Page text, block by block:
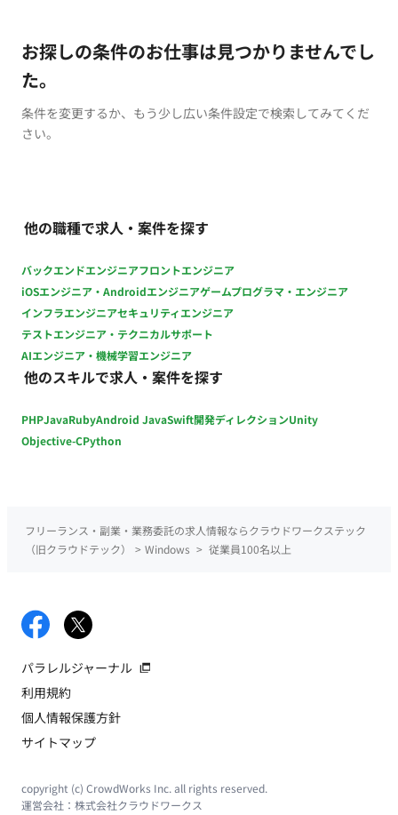
お探しの条件のお仕事は見つかりませんでし
た。
条件を変更するか、もう少し広い条件設定で検索してみてくだ
さい。
他の職種で求人・案件を探す
バックエンドエンジニアフロントエンジニア
iOSエンジニア・Androidエンジニアゲームプログラマ・エンジニア
インフラエンジニアセキュリティエンジニア
テストエンジニア・テクニカルサポート
AIエンジニア・機械学習エンジニア
他のスキルで求人・案件を探す
PHPJavaRubyAndroid JavaSwift開発ディレクションUnity
Objective-CPython
フリーランス・副業・業務委託の求人情報ならクラウドワークステック
（旧クラウドテック）
> Windows > 従業員100名以上
パラレルジャーナル
利用規約
個人情報保護方針
サイトマップ
copyright (c) CrowdWorks Inc. all rights reserved.
運営会社： 株式会社クラウドワークス